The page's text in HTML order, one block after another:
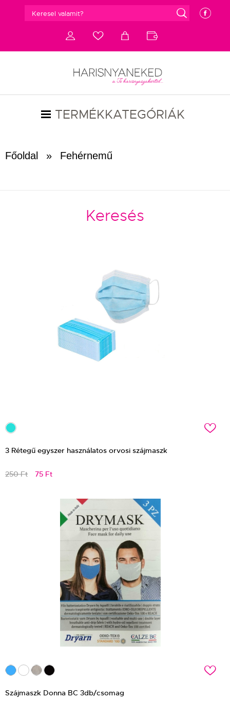
e g
d c a b
TERMÉKKATEGÓRIÁK
Főoldal » Fehérnemű
Keresés
c
3 Rétegű egyszer használatos orvosi szájmaszk
250 Ft 75 Ft
c
Szájmaszk Donna BC 3db/csomag